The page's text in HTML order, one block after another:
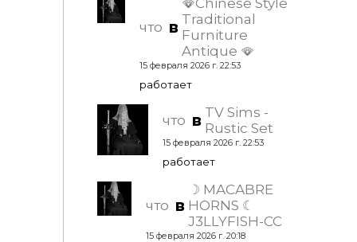
что в
🪭Chinese Style
Traditional
Furniture
Antique 🪭
15 февраля 2026 г. 22:53
работает
что в TV Sims -
Rustic Set
15 февраля 2026 г. 22:53
работает
что в
☽ MACABRE
HORNS ☾
J3LLYFISH-CC
15 февраля 2026 г. 20:18